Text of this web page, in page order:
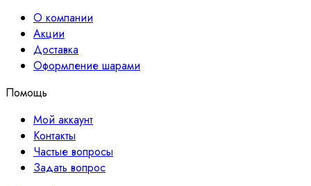
О компании
Акции
Доставка
Оформление шарами
Помощь
Мой аккаунт
Контакты
Частые вопросы
Задать вопрос